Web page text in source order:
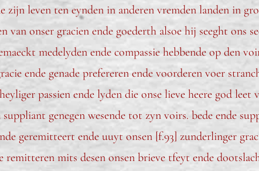
zijn leven ten eynden in anderen vremden landen in
van onser gracien ende goederth alsoe hij seeght ons
medelyden ende compassie hebbende op den
ende genade prefereren ende voorderen voer
passien ende lyden die onse lieve heere god
suppliant genegen wesende tot zyn voirs. bede ende
geremitteert ende uuyt onsen [f.93] zunderlinger
remitteren mits desen onsen brieve tfeyt ende